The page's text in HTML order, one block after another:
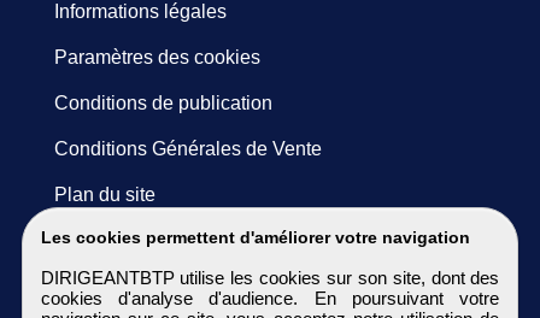
Les cookies permettent d'améliorer votre navigation
DIRIGEANTBTP utilise les cookies sur son site, dont des
cookies d'analyse d'audience. En poursuivant votre
Informations légales
Paramètres des cookies
Conditions de publication
Conditions Générales de Vente
Plan du site